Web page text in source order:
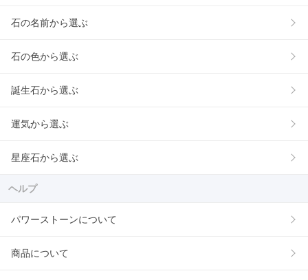
石の名前から選ぶ
石の色から選ぶ
誕生石から選ぶ
運気から選ぶ
星座石から選ぶ
ヘルプ
パワーストーンについて
商品について